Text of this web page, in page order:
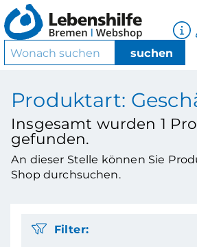
Produktart:
Insgesamt wurden 1
gefunden.
An dieser Stelle können Sie
Shop durchsuchen.
Filter: